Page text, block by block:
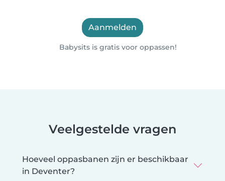
Aanmelden
Babysits is gratis voor oppassen!
Veelgestelde vragen
Hoeveel oppasbanen zijn er beschikbaar
in Deventer?